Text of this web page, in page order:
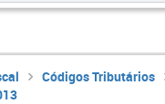
Códigos Tributários